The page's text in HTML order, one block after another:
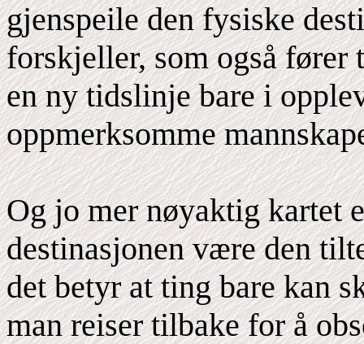
gjenspeile den fysiske
forskjeller, som også
en ny tidslinje bare i
oppmerksomme
Og jo mer nøyaktig kartet
destinasjonen være den
det betyr at ting bare kan
man reiser tilbake for å